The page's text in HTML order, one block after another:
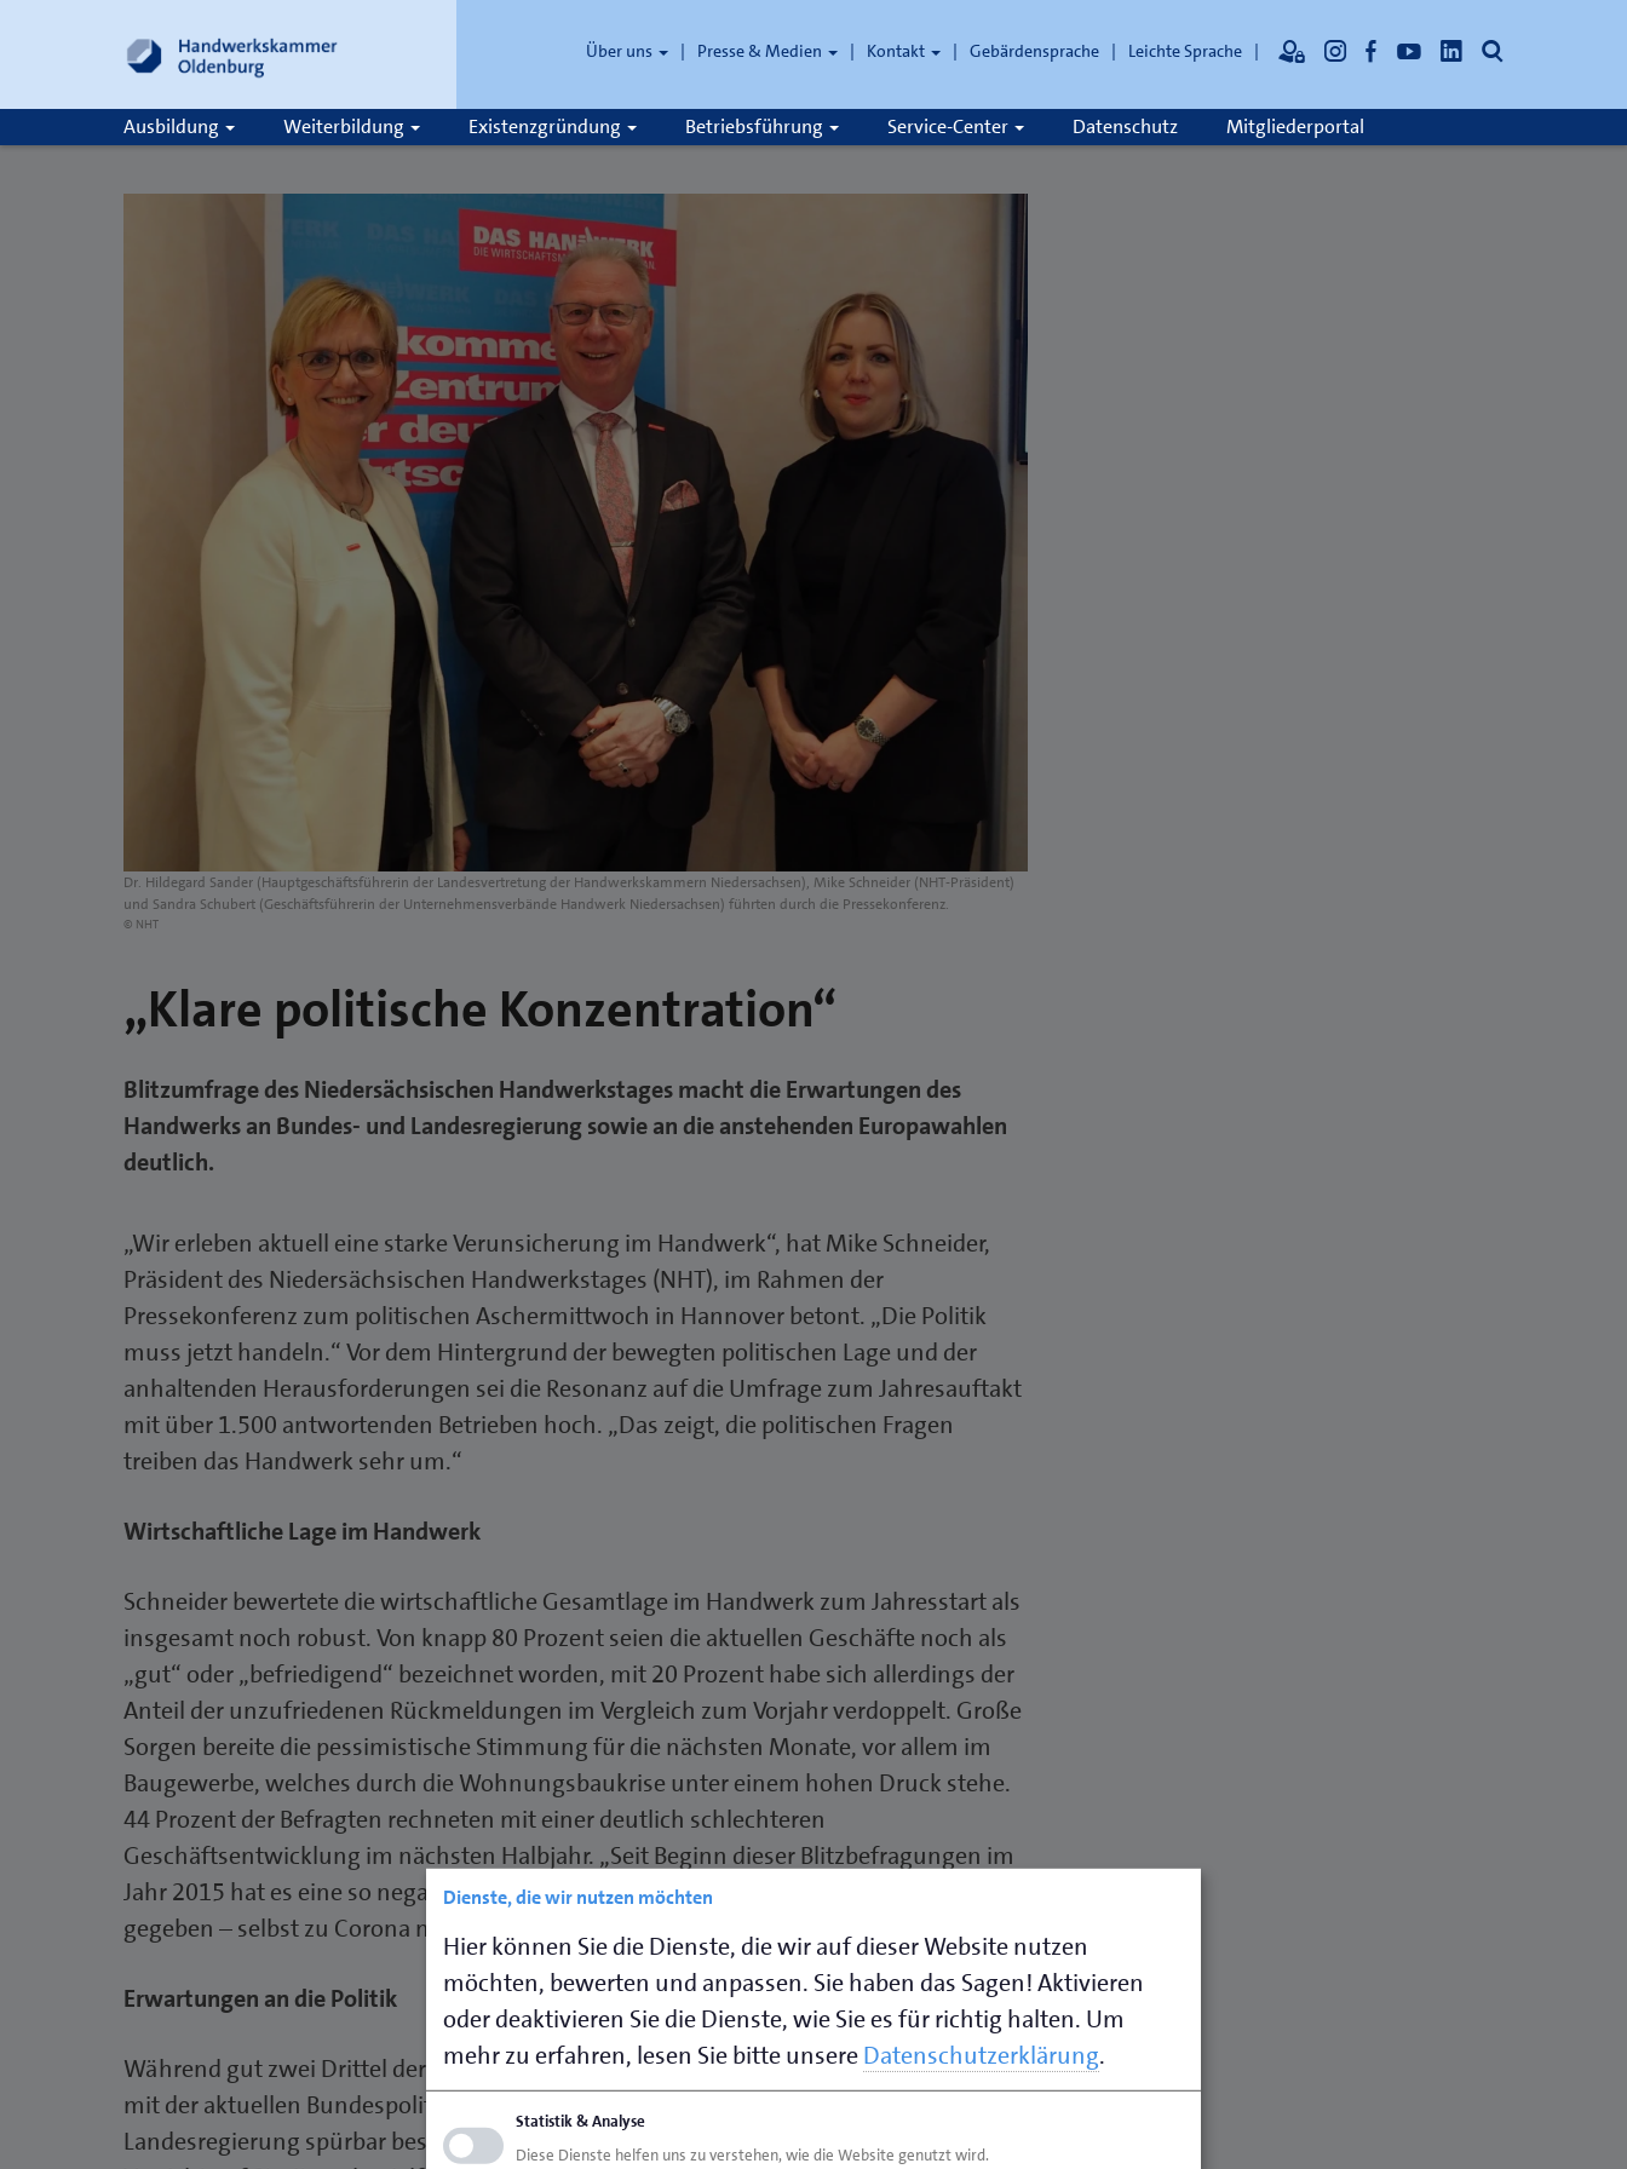
Über uns Presse & Medien Kontakt Gebärdensprache Leichte Sprache
Ausbildung Weiterbildung Existenzgründung Betriebsführung Service-Center Datenschutz Mitgliederportal
Dr. Hildegard Sander (Hauptgeschäftsführerin der Landesvertretung der Handwerkskammern Niedersachsen), Mike Schneider (NHT-Präsident)
und Sandra Schubert (Geschäftsführerin der Unternehmensverbände Handwerk Niedersachsen) führten durch die Pressekonferenz.
© NHT
„Klare politische Konzentration“
Blitzumfrage des Niedersächsischen Handwerkstages macht die Erwartungen des
Handwerks an Bundes- und Landesregierung sowie an die anstehenden Europawahlen
deutlich.
„Wir erleben aktuell eine starke Verunsicherung im Handwerk“, hat Mike Schneider,
Präsident des Niedersächsischen Handwerkstages (NHT), im Rahmen der
Pressekonferenz zum politischen Aschermittwoch in Hannover betont. „Die Politik
muss jetzt handeln.“ Vor dem Hintergrund der bewegten politischen Lage und der
anhaltenden Herausforderungen sei die Resonanz auf die Umfrage zum Jahresauftakt
mit über 1.500 antwortenden Betrieben hoch. „Das zeigt, die politischen Fragen
treiben das Handwerk sehr um.“
Wirtschaftliche Lage im Handwerk
Schneider bewertete die wirtschaftliche Gesamtlage im Handwerk zum Jahresstart als
insgesamt noch robust. Von knapp 80 Prozent seien die aktuellen Geschäfte noch als
„gut“ oder „befriedigend“ bezeichnet worden, mit 20 Prozent habe sich allerdings der
Anteil der unzufriedenen Rückmeldungen im Vergleich zum Vorjahr verdoppelt. Große
Sorgen bereite die pessimistische Stimmung für die nächsten Monate, vor allem im
Baugewerbe, welches durch die Wohnungsbaukrise unter einem hohen Druck stehe.
44 Prozent der Befragten rechneten mit einer deutlich schlechteren
Geschäftsentwicklung im nächsten Halbjahr. „Seit Beginn dieser Blitzbefragungen im
Jahr 2015 hat es eine so negative Erwartungshaltung zu einem Jahresstart nicht
gegeben – selbst zu Corona nicht“, erläutert Schneider.
Erwartungen an die Politik
Während gut zwei Drittel der Handwerksbetriebe sich in der Umfrage „unzufrieden“
mit der aktuellen Bundespolitik zeigten, schnitt mit einem Anteil von 25 Prozent die
Landesregierung spürbar besser ab. Allerdings seien sich die Betriebe sehr einig:
Dienste, die wir nutzen möchten
Hier können Sie die Dienste, die wir auf dieser Website nutzen
möchten, bewerten und anpassen. Sie haben das Sagen! Aktivieren
oder deaktivieren Sie die Dienste, wie Sie es für richtig halten. Um
mehr zu erfahren, lesen Sie bitte unsereDatenschutzerklärung.
Statistik & Analyse
Diese Dienste helfen uns zu verstehen, wie die Website genutzt wird.